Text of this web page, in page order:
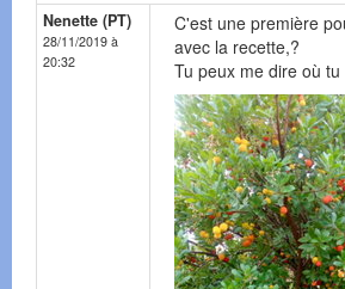
Nenette (PT)
28/11/2019 à
20:32
C'est une première
avec la recette,?
Tu peux me dire où